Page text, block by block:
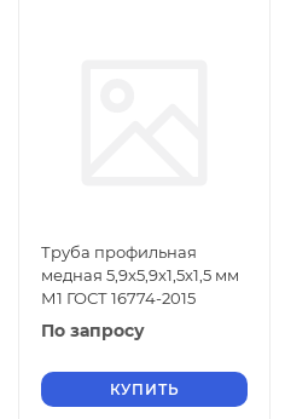
Труба профильная
медная 5,9x5,9x1,5x1,5 мм
М1 ГОСТ 16774-2015
По запросу
КУПИТЬ